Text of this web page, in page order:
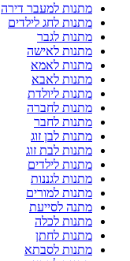
מתנות למעבר דירה
מתנות לחג לילדים
מתנות לגבר
מתנות לאישה
מתנות לאמא
מתנות לאבא
מתנות ליולדת
מתנות לחברה
מתנות לחבר
מתנות לבן זוג
מתנות לבת זוג
מתנות לילדים
מתנות לגננות
מתנות למורים
מתנה לסייעת
מתנות לכלה
מתנות לחתן
מתנות לסבתא